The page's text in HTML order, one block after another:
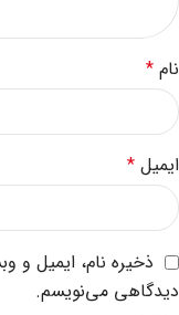
نام *
ایمیل *
ذخیره نام، ایمیل و
دیدگاهی می‌نویسم.